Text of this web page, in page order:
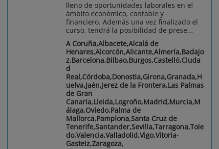
lleno de oportunidades laborales en el
ámbito económico, contable y
financiero. Además una vez finalizado el
curso, tendrá la posibilidad de prese...
A Coruña,Albacete,Alcalá de
Henares,Alcorcón,Alicante,Almería,Badajo
z,Barcelona,Bilbao,Burgos,Castelló,Ciuda
d
Real,Córdoba,Donostia,Girona,Granada,H
uelva,Jaén,Jerez de la Frontera,Las Palmas
de Gran
Canaria,Lleida,Logroño,Madrid,Murcia,M
álaga,Oviedo,Palma de
Mallorca,Pamplona,Santa Cruz de
Tenerife,Santander,Sevilla,Tarragona,Tole
do,Valencia,Valladolid,Vigo,Vitoria-
Gasteiz,Zaragoza,